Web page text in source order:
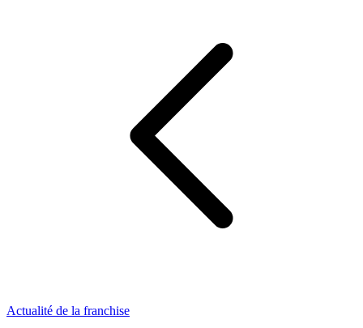
Actualité de la franchise